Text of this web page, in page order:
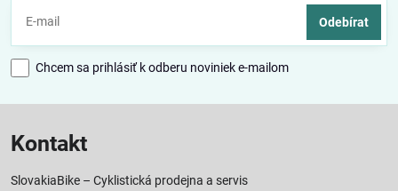
Odebírat
Chcem sa prihlásiť k odberu noviniek e-mailom
Kontakt
SlovakiaBike – Cyklistická prodejna a servis